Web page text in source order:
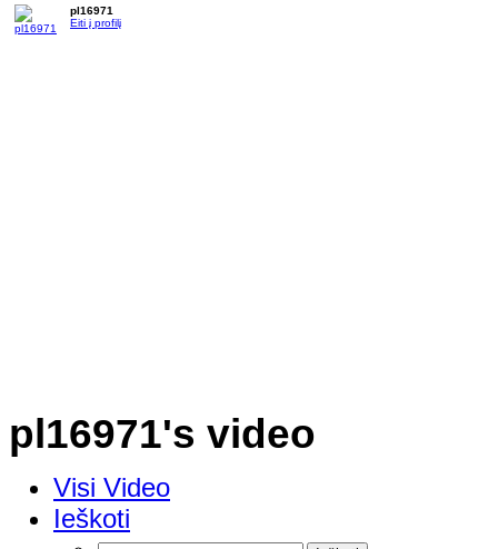
pl16971
Eiti į profilį
pl16971's video
Visi Video
Ieškoti